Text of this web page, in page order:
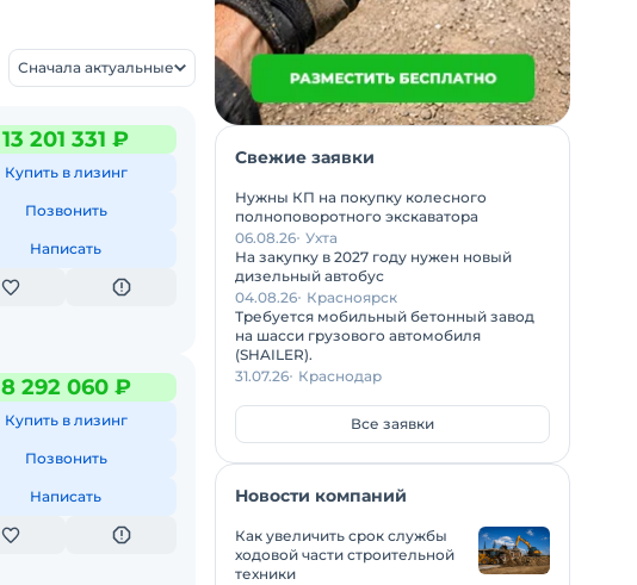
Сначала актуальные
13 201 331 ₽
Купить в лизинг
Позвонить
Написать
8 292 060 ₽
Купить в лизинг
Позвонить
Написать
Свежие заявки
Нужны КП на покупку колесного
полноповоротного экскаватора
06.08.26 Ухта
На закупку в 2027 году нужен новый
дизельный автобус
04.08.26 Красноярск
Требуется мобильный бетонный завод
на шасси грузового автомобиля
(SHAILER).
31.07.26 Краснодар
Все заявки
Новости компаний
Как увеличить срок службы
ходовой части строительной
техники